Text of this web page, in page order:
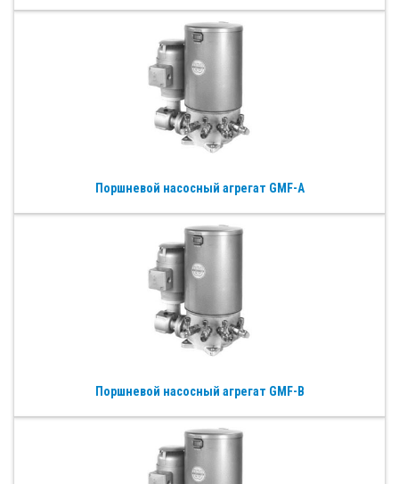
Поршневой насосный агрегат GMF-A
Поршневой насосный агрегат GMF-B